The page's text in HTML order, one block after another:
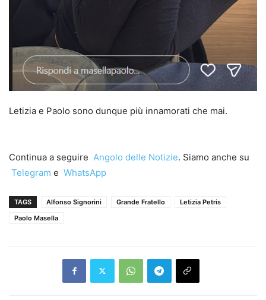
Letizia e Paolo sono dunque più innamorati che mai.
Continua a seguire Angolo delle Notizie. Siamo anche su
Telegram e WhatsApp
TAGS Alfonso Signorini Grande Fratello
Letizia Petris
Paolo Masella